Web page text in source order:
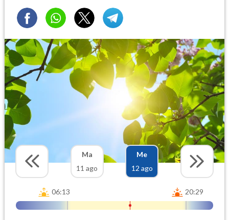
Ma
11 ago
Me
12 ago
06:13 20:29